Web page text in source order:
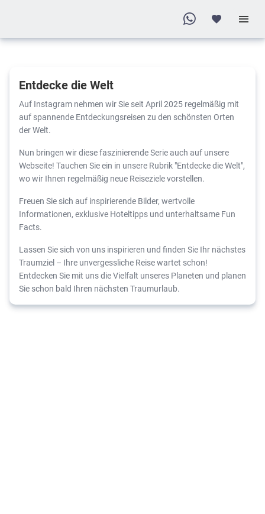
Entdecke die Welt
Auf Instagram nehmen wir Sie seit April 2025 regelmäßig mit
auf spannende Entdeckungsreisen zu den schönsten Orten
der Welt.
Nun bringen wir diese faszinierende Serie auch auf unsere
Webseite! Tauchen Sie ein in unsere Rubrik "Entdecke die Welt",
wo wir Ihnen regelmäßig neue Reiseziele vorstellen.
Freuen Sie sich auf inspirierende Bilder, wertvolle
Informationen, exklusive Hoteltipps und unterhaltsame Fun
Facts.
Lassen Sie sich von uns inspirieren und finden Sie Ihr nächstes
Traumziel – Ihre unvergessliche Reise wartet schon!
Entdecken Sie mit uns die Vielfalt unseres Planeten und planen
Sie schon bald Ihren nächsten Traumurlaub.